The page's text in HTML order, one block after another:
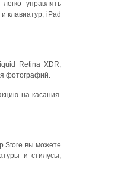
управлять
клавиатур, iPad
Retina XDR,
фотографий.
на касания.
Store вы можете
и стилусы,